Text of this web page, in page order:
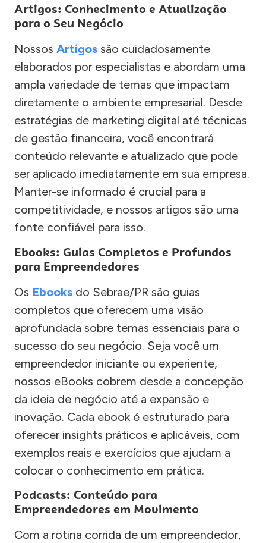
Artigos: Conhecimento e Atualização
para o Seu Negócio
Nossos Artigos são cuidadosamente
elaborados por especialistas e abordam uma
ampla variedade de temas que impactam
diretamente o ambiente empresarial. Desde
estratégias de marketing digital até técnicas
de gestão financeira, você encontrará
conteúdo relevante e atualizado que pode
ser aplicado imediatamente em sua empresa.
Manter-se informado é crucial para a
competitividade, e nossos artigos são uma
fonte confiável para isso.
Ebooks: Guias Completos e Profundos
para Empreendedores
Os Ebooks do Sebrae/PR são guias
completos que oferecem uma visão
aprofundada sobre temas essenciais para o
sucesso do seu negócio. Seja você um
empreendedor iniciante ou experiente,
nossos eBooks cobrem desde a concepção
da ideia de negócio até a expansão e
inovação. Cada ebook é estruturado para
oferecer insights práticos e aplicáveis, com
exemplos reais e exercícios que ajudam a
colocar o conhecimento em prática.
Podcasts: Conteúdo para
Empreendedores em Movimento
Com a rotina corrida de um empreendedor,